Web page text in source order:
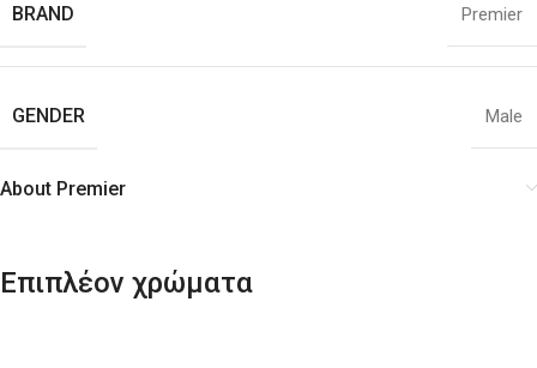
BRAND
Premier
GENDER Male
About Premier
Επιπλέον χρώματα